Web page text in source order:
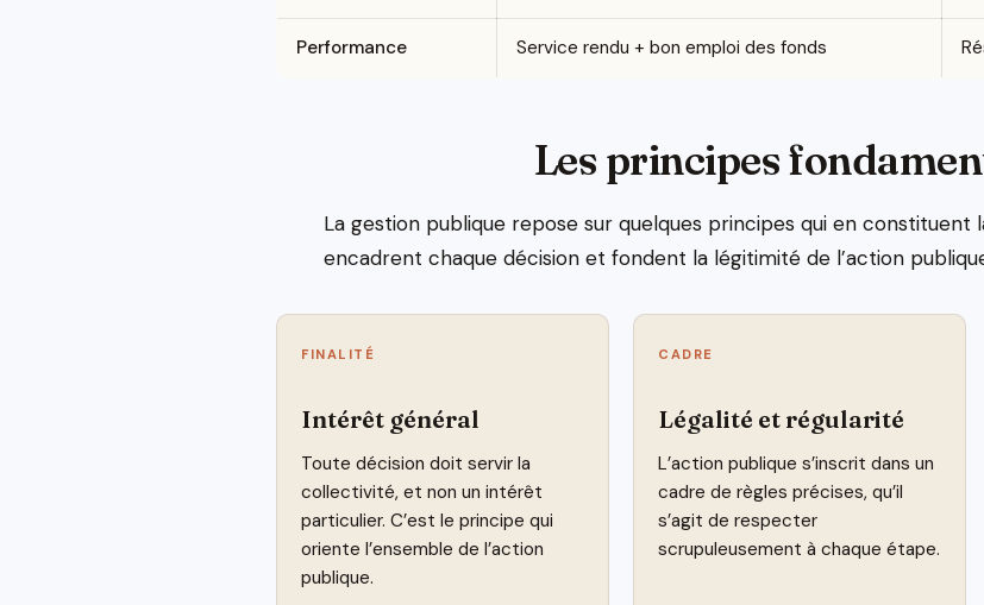
Performance Service rendu + bon emploi des fonds
Les principes
La gestion publique repose sur quelques principes qui en constituent
encadrent chaque décision et fondent la légitimité de l’action
FINALITÉ
Intérêt général
Toute décision doit servir la
collectivité, et non un intérêt
particulier. C’est le principe qui
oriente l’ensemble de l’action
publique.
CADRE
Légalité et régularité
L’action publique s’inscrit dans un
cadre de règles précises, qu’il
s’agit de respecter
scrupuleusement à chaque étape.